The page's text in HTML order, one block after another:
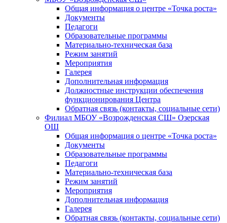
Общая информация о центре «Точка роста»
Документы
Педагоги
Образовательные программы
Материально-техническая база
Режим занятий
Мероприятия
Галерея
Дополнительная информация
Должностные инструкции обеспечения
функционирования Центра
Обратная связь (контакты, социальные сети)
Филиал МБОУ «Возрожденская СШ» Озерская
ОШ
Общая информация о центре «Точка роста»
Документы
Образовательные программы
Педагоги
Материально-техническая база
Режим занятий
Мероприятия
Дополнительная информация
Галерея
Обратная связь (контакты, социальные сети)